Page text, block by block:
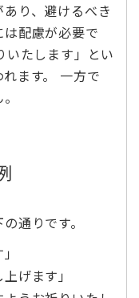
り、避けるべき
配慮が必要で
いたします」とい
ます。 一方で
通りです。
げます」